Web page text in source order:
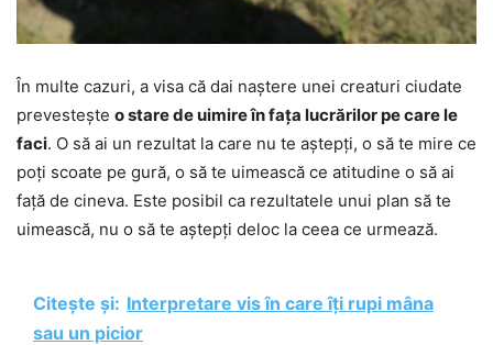
În multe cazuri, a visa că dai naștere unei creaturi ciudate
prevestește o stare de uimire în fața lucrărilor pe care le
faci. O să ai un rezultat la care nu te aștepți, o să te mire ce
poți scoate pe gură, o să te uimească ce atitudine o să ai
față de cineva. Este posibil ca rezultatele unui plan să te
uimească, nu o să te aștepți deloc la ceea ce urmează.
Citește și: Interpretare vis în care îți rupi mâna
sau un picior